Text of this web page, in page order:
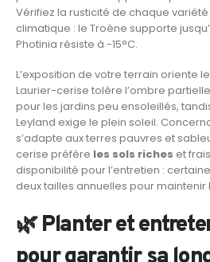
Vérifiez la rusticité de chaque
climatique : le Troène supporte
Photinia résiste à -15°C.
L’exposition de votre terrain oriente
Laurier-cerise tolère l’ombre
pour les jardins peu ensoleillés,
Leyland exige le plein soleil.
s’adapte aux terres pauvres et
cerise préfère les sols riches et
disponibilité pour l’entretien :
deux tailles annuelles pour
🌿 Planter et